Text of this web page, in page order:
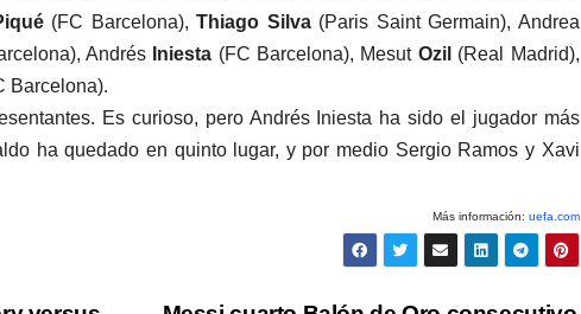
(FC Barcelona),Thiago Silva(Paris Saint Germain), Andrea
Andrés Iniesta (FC Barcelona), Mesut Ozil (Real Madrid),
Barcelona).
Es curioso, pero Andrés Iniesta ha sido el jugador más
ha quedado en quinto lugar, y por medio Sergio Ramos y Xavi
Más información: uefa.com